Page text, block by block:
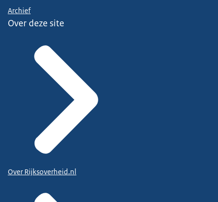
Archief
Over deze site
Over Rijksoverheid.nl